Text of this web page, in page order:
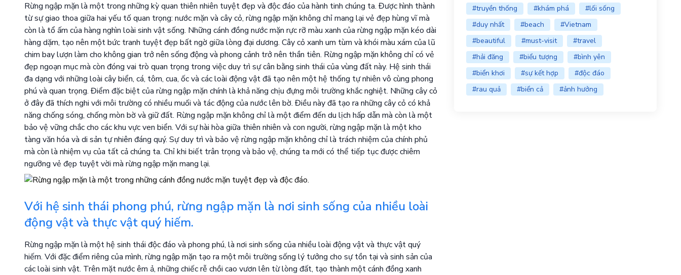
Rừng ngập mặn là một trong những kỳ quan thiên nhiên tuyệt đẹp và độc đáo của hành tinh chúng ta. Được hình thành
từ sự giao thoa giữa hai yếu tố quan trọng: nước mặn và cây cỏ, rừng ngập mặn không chỉ mang lại vẻ đẹp hùng vĩ mà
còn là tổ ấm của hàng nghìn loài sinh vật sống. Những cánh đồng nước mặn rực rỡ màu xanh của rừng ngập mặn kéo dài
hàng dặm, tạo nên một bức tranh tuyệt đẹp bất ngờ giữa lòng đại dương. Cây cỏ xanh um tùm và khói màu xám của lũ
chim bay lượn làm cho không gian trở nên sống động và phong cảnh trở nên thần tiên. Rừng ngập mặn không chỉ có vẻ
đẹp ngoạn mục mà còn đóng vai trò quan trọng trong việc duy trì sự cân bằng sinh thái của vùng đất này. Hệ sinh thái
đa dạng với những loài cây biển, cá, tôm, cua, ốc và các loài động vật đã tạo nên một hệ thống tự nhiên vô cùng phong
phú và quan trọng. Điểm đặc biệt của rừng ngập mặn chính là khả năng chịu đựng môi trường khắc nghiệt. Những cây cỏ
ở đây đã thích nghi với môi trường có nhiều muối và tác động của nước lên bờ. Điều này đã tạo ra những cây cỏ có khả
năng chống sóng, chống mòn bờ và giữ đất. Rừng ngập mặn không chỉ là một điểm đến du lịch hấp dẫn mà còn là một
bảo vệ vững chắc cho các khu vực ven biển. Với sự hài hòa giữa thiên nhiên và con người, rừng ngập mặn là một kho
tàng văn hóa và di sản tự nhiên đáng quý. Sự duy trì và bảo vệ rừng ngập mặn không chỉ là trách nhiệm của chính phủ
mà còn là nhiệm vụ của tất cả chúng ta. Chỉ khi biết trân trọng và bảo vệ, chúng ta mới có thể tiếp tục được chiêm
ngưỡng vẻ đẹp tuyệt vời mà rừng ngập mặn mang lại.
Với hệ sinh thái phong phú, rừng ngập mặn là nơi sinh sống của nhiều loài
động vật và thực vật quý hiếm.
Rừng ngập mặn là một hệ sinh thái độc đáo và phong phú, là nơi sinh sống của nhiều loài động vật và thực vật quý
hiếm. Với đặc điểm riêng của mình, rừng ngập mặn tạo ra một môi trường sống lý tưởng cho sự tồn tại và sinh sản của
các loài sinh vật. Trên mặt nước êm ả, những chiếc rễ chồi cao vươn lên từ lòng đất, tạo thành một cánh đồng xanh
#truyền thống
#khám phá
#lối sống
#duy nhất
#beach
#Vietnam
#beautiful
#must-visit
#travel
#hải đăng
#biểu tượng
#bình yên
#biển khơi
#sự kết hợp
#độc đáo
#rau quả
#biển cả #ảnh hưởng